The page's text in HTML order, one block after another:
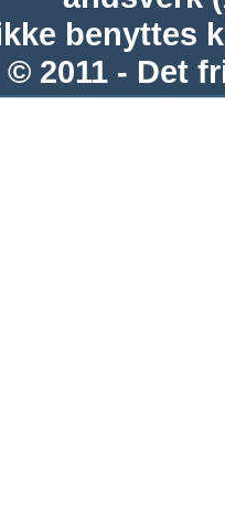
benyttes
© 2011 - Det